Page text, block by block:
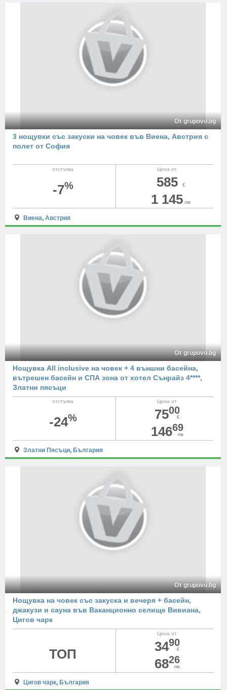
От grupovo.bg
3 нощувки със закуски на човек във Виена, Австрия с
полет от София
Цена от
585 €
1 145 лв
отстъпка
-7%
Виена,Австрия
От grupovo.bg
Нощувка All inclusive на човек + 4 външни басейна,
вътрешен басейн и СПА зона от хотел Сънрайз 4****,
Златни пясъци
Цена от
7500
€
14669
лв
отстъпка
-24%
Златни Пясъци, България
От grupovo.bg
Нощувка на човек със закуска и вечеря + басейн,
джакузи и сауна във Ваканционно селище Вивиана,
Цигов чарк
Цена от
3490
€
6826
лв
ТОП
Цигов чарк, България